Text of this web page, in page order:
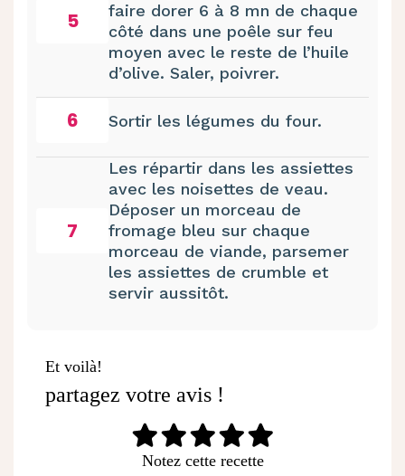
5
faire dorer 6 à 8 mn de chaque
côté dans une poêle sur feu
moyen avec le reste de l’huile
d’olive. Saler, poivrer.
6 Sortir les légumes du four.
7
Les répartir dans les assiettes
avec les noisettes de veau.
Déposer un morceau de
fromage bleu sur chaque
morceau de viande, parsemer
les assiettes de crumble et
servir aussitôt.
Et voilà!
partagez votre avis !
Notez cette recette